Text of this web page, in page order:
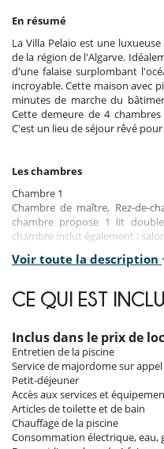
En résumé
La Villa Pelaio est une
de la région de l'Algarve.
d'une falaise surplombant
incroyable. Cette maison avec
minutes de marche du
Cette demeure de 4
C'est un lieu de séjour rêvé
Les chambres
Chambre 1
Chambre de maître, Rez-de-
chambre propose 1 lit
chambre inclut également :
Chambre 2
propose 1 lit double King size.
également : salon, TV, dressing.
Chambre 3
Chambre, Rez-de-chaussée,
propose 1 lit double King size.
également : salon, TV, dressing.
Chambre 4
Chambre, 1er étage. La
de bain privée. La chambre
Voir toute la description
CE QUI EST
Inclus dans le prix de
Entretien de la piscine
Service de majordome sur appel
Petit-déjeuner
Accès aux services et
Articles de toilette et de bain
Chauffage de la piscine
Consommation électrique, eau,